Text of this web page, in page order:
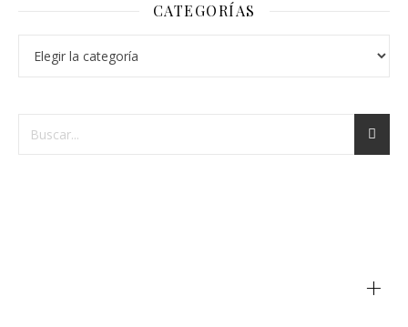
CATEGORÍAS
+